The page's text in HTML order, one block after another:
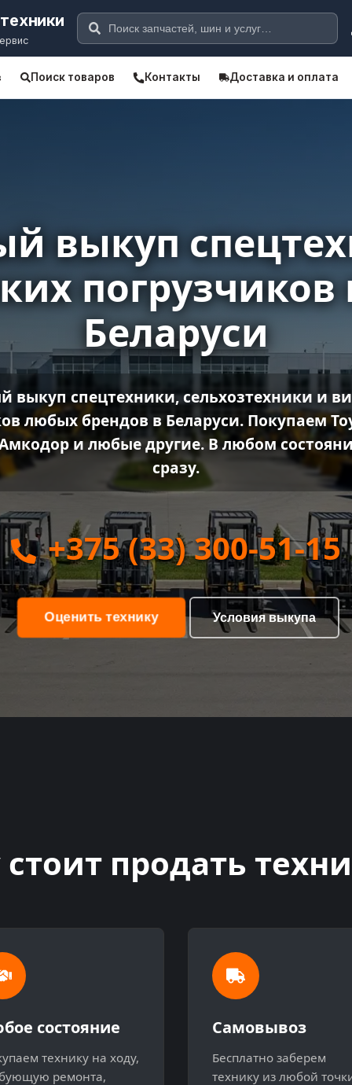
Поиск товаров Контакты Доставка и оплата
выкуп
погрузчиков
Беларуси
выкуп спецтехники, сельхозтехники и
любых брендов в Беларуси. Покупаем
и любые другие. В любом
сразу.
+375 (33) 300-51-15
Оценить технику Условия выкупа
продать
состояние
технику на ходу,
ремонта,
Самовывоз
Бесплатно заберем
технику из любой